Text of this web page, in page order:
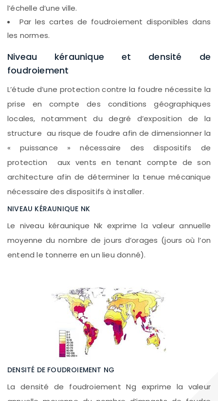
l’échelle d’une ville.
Par les cartes de foudroiement disponibles dans
les normes.
Niveau kéraunique et densité de
foudroiement
L’étude d’une protection contre la foudre nécessite la
prise en compte des conditions géographiques
locales, notamment du degré d’exposition de la
structure au risque de foudre afin de dimensionner la
« puissance » nécessaire des dispositifs de
protection aux vents en tenant compte de son
architecture afin de déterminer la tenue mécanique
nécessaire des dispositifs à installer.
NIVEAU KÉRAUNIQUE NK
Le niveau kéraunique Nk exprime la valeur annuelle
moyenne du nombre de jours d’orages (jours où l’on
entend le tonnerre en un lieu donné).
DENSITÉ DE FOUDROIEMENT NG
La densité de foudroiement Ng exprime la valeur